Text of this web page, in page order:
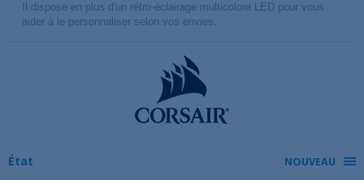
Il dispose en plus d'un rétro-éclairage multicolore LED pour vous
aider à le personnaliser selon vos envies.
État NOUVEAU